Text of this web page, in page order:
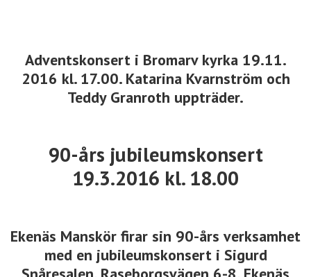
Adventskonsert i Bromarv kyrka 19.11.
2016 kl. 17.00. Katarina Kvarnström och
Teddy Granroth uppträder.
90-års jubileumskonsert
19.3.2016 kl. 18.00
Ekenäs Manskör firar sin 90-års verksamhet
med en jubileumskonsert i Sigurd